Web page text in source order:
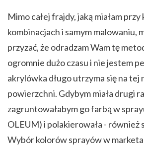
Mimo całej frajdy, jaką miałam
kombinacjach i samym malowaniu,
przyzać, że odradzam Wam tę
ogromnie dużo czasu i nie jestem
akrylówka długo utrzyma się na
powierzchni. Gdybym miała drugi
zagruntowałabym go farbą w
OLEUM) i polakierowała - również
Wybór kolorów sprayów w